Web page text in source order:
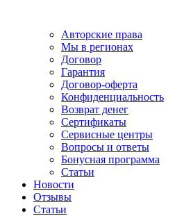
Авторские права
Мы в регионах
Договор
Гарантия
Договор-оферта
Конфиденциальность
Возврат денег
Сертификаты
Сервисные центры
Вопросы и ответы
Бонусная программа
Статьи
Новости
Отзывы
Статьи